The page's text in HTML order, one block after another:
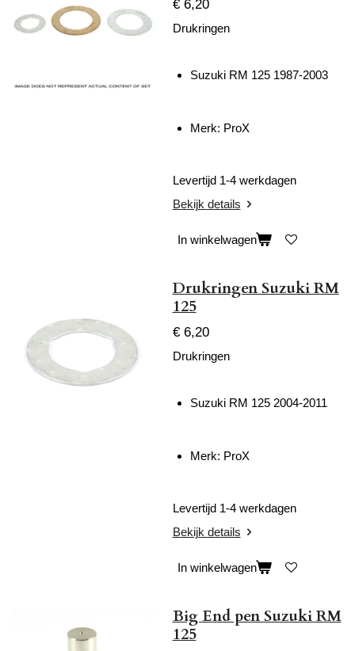
€ 6,20
Drukringen
Suzuki RM 125 1987-2003
Merk: ProX
Levertijd 1-4 werkdagen
Bekijk details
In winkelwagen
Drukringen Suzuki RM
125
€ 6,20
Drukringen
Suzuki RM 125 2004-2011
Merk: ProX
Levertijd 1-4 werkdagen
Bekijk details
In winkelwagen
Big End pen Suzuki RM
125